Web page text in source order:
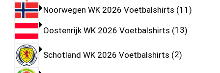
Noorwegen WK 2026 Voetbalshirts 11
Oostenrijk WK 2026 Voetbalshirts 13
Schotland WK 2026 Voetbalshirts 2